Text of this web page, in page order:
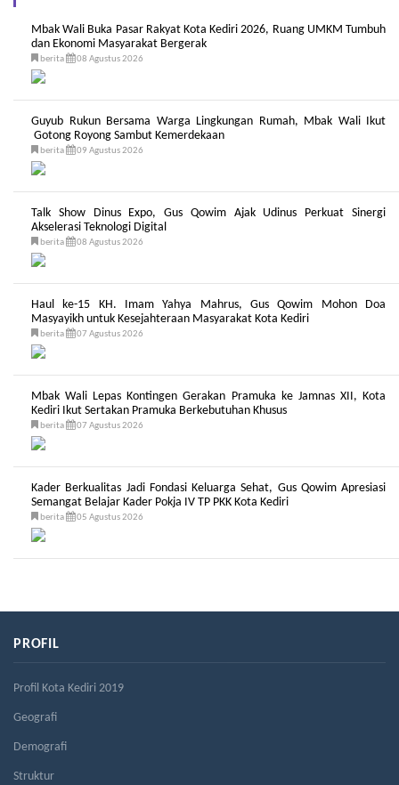
Mbak Wali Buka Pasar Rakyat Kota Kediri 2026, Ruang UMKM Tumbuh
dan Ekonomi Masyarakat Bergerak
berita 08 Agustus 2026
Guyub Rukun Bersama Warga Lingkungan Rumah, Mbak Wali Ikut
Gotong Royong Sambut Kemerdekaan
berita 09 Agustus 2026
Talk Show Dinus Expo, Gus Qowim Ajak Udinus Perkuat Sinergi
Akselerasi Teknologi Digital
berita 08 Agustus 2026
Haul ke-15 KH. Imam Yahya Mahrus, Gus Qowim Mohon Doa
Masyayikh untuk Kesejahteraan Masyarakat Kota Kediri
berita 07 Agustus 2026
Mbak Wali Lepas Kontingen Gerakan Pramuka ke Jamnas XII, Kota
Kediri Ikut Sertakan Pramuka Berkebutuhan Khusus
berita 07 Agustus 2026
Kader Berkualitas Jadi Fondasi Keluarga Sehat, Gus Qowim Apresiasi
Semangat Belajar Kader Pokja IV TP PKK Kota Kediri
berita 05 Agustus 2026
PROFIL
Profil Kota Kediri 2019
Geografi
Demografi
Struktur